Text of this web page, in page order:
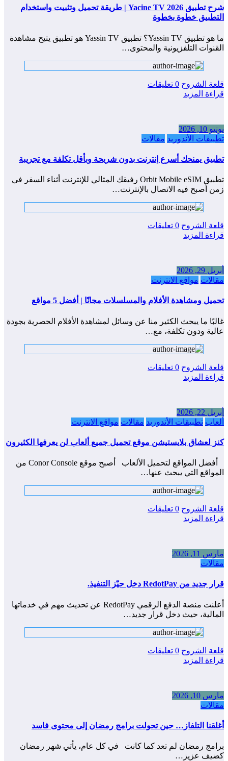
شرح تطبيق Yacine TV 2026 | طريقة تحميل وتثبيت واستخدام
التطبيق خطوة بخطوة
ما هو تطبيق Yassin TV؟ تطبيق Yassin TV هو تطبيق يتيح مشاهدة
القنوات التلفزيونية والمحتوى…
قلعة الشروح 0 تعليقات
قراءة المزيد
يونيو 10, 2026
تطبيقات الأندوريد مقالات
تطبيق يمنحك أسرع إنترنت بدون شريحة وبأقل تكلفة مع تجريبة
تطبيق Orbit Mobile eSIM رفيقك المثالي للإنترنت أثناء السفر في
زمن أصبح فيه الاتصال بالإنترنت…
قلعة الشروح 0 تعليقات
قراءة المزيد
أبريل 29, 2026
مقالات مواقع الانترنت
تحميل ومشاهدة الأفلام والمسلسلات مجانًا | أفضل 5 مواقع
غالبًا ما يبحث الكثير منا عن وسائل لمشاهدة الأفلام الحصرية بجودة
عالية ودون تكلفة، مع…
قلعة الشروح 0 تعليقات
قراءة المزيد
أبريل 22, 2026
ألعاب تطبيقات الأندوريد مقالات مواقع الانترنت
كنز لعشاق بلايستيشن موقع تحميل جميع ألعاب لن يعرفها الكثيرون
أفضل المواقع لتحميل الألعاب أصبح موقع Conor Console من
المواقع التي يبحث عنها…
قلعة الشروح 0 تعليقات
قراءة المزيد
مارس 11, 2026
مقالات
قرار جديد من RedotPay دخل حيّز التنفيذ.
أعلنت منصة الدفع الرقمي RedotPay عن تحديث مهم في خدماتها
المالية، حيث دخل قرار جديد…
قلعة الشروح 0 تعليقات
قراءة المزيد
مارس 10, 2026
مقالات
أغلقنا التلفاز… حين تحولت برامج رمضان إلى محتوى فاسد
برامج رمضان لم تعد كما كانت في كل عام، يأتي شهر رمضان
كضيف عزيز…